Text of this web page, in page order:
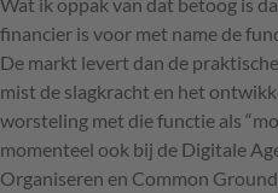
financier is voor met name de
De markt levert dan de
mist de slagkracht en het
worsteling met die functie als
momenteel ook bij de Digitale
Organiseren en Common